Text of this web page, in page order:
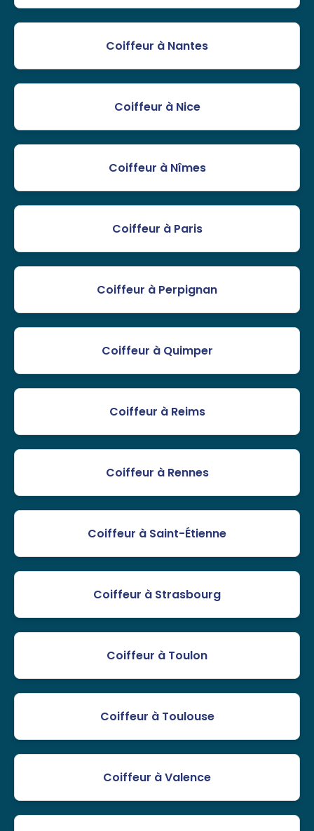
Coiffeur à Nantes
Coiffeur à Nice
Coiffeur à Nîmes
Coiffeur à Paris
Coiffeur à Perpignan
Coiffeur à Quimper
Coiffeur à Reims
Coiffeur à Rennes
Coiffeur à Saint-Étienne
Coiffeur à Strasbourg
Coiffeur à Toulon
Coiffeur à Toulouse
Coiffeur à Valence